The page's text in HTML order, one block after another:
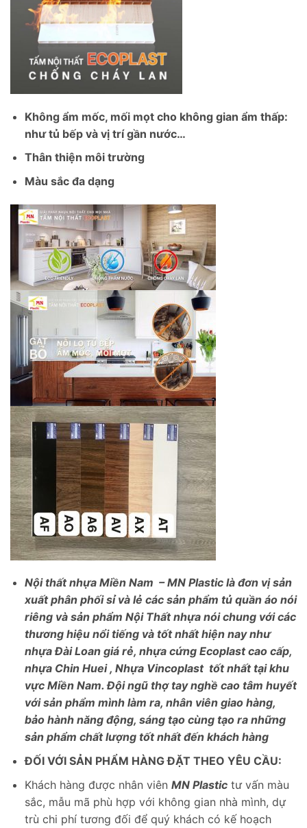
Không ẩm mốc, mối mọt cho không gian ẩm thấp:
như tủ bếp và vị trí gần nước…
Thân thiện môi trường
Màu sắc đa dạng
Nội thất nhựa Miền Nam – MN Plastic là đơn vị sản
xuất phân phối sỉ và lẻ các sản phẩm tủ quần áo nói
riêng và sản phẩm Nội Thất nhựa nói chung với các
thương hiệu nổi tiếng và tốt nhất hiện nay như
nhựa Đài Loan giá rẻ, nhựa cứng Ecoplast cao cấp,
nhựa Chin Huei , Nhựa Vincoplast tốt nhất tại khu
vực Miền Nam. Đội ngũ thợ tay nghề cao tâm huyết
với sản phẩm mình làm ra, nhân viên giao hàng,
bảo hành năng động, sáng tạo cùng tạo ra những
sản phẩm chất lượng tốt nhất đến khách hàng
ĐỐI VỚI SẢN PHẨM HÀNG ĐẶT THEO YÊU CẦU:
Khách hàng được nhân viên MN Plastictư vấn màu
sắc, mẫu mã phù hợp với không gian nhà mình, dự
trù chi phí tương đối để quý khách có kế hoạch